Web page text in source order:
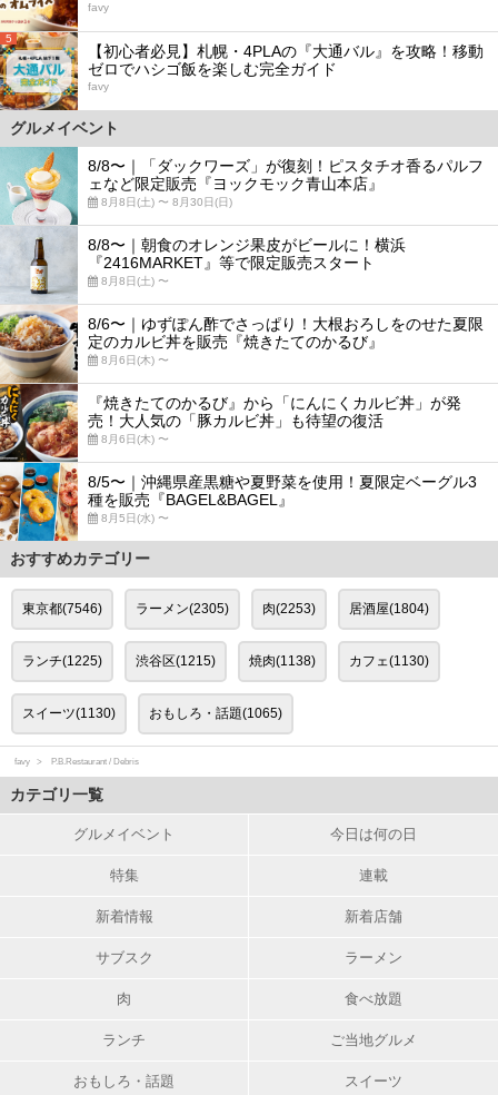
favy
5
【初心者必見】札幌・4PLAの『大通バル』を攻略！移動
ゼロでハシゴ飯を楽しむ完全ガイド
favy
グルメイベント
8/8〜｜「ダックワーズ」が復刻！ピスタチオ香るパルフ
ェなど限定販売『ヨックモック青山本店』
8月8日(土) 〜 8月30日(日)
8/8〜｜朝食のオレンジ果皮がビールに！横浜
『2416MARKET』等で限定販売スタート
8月8日(土) 〜
8/6〜｜ゆずぽん酢でさっぱり！大根おろしをのせた夏限
定のカルビ丼を販売『焼きたてのかるび』
8月6日(木) 〜
『焼きたてのかるび』から「にんにくカルビ丼」が発
売！大人気の「豚カルビ丼」も待望の復活
8月6日(木) 〜
8/5〜｜沖縄県産黒糖や夏野菜を使用！夏限定ベーグル3
種を販売『BAGEL&BAGEL』
8月5日(水) 〜
おすすめカテゴリー
東京都(7546) ラーメン(2305) 肉(2253) 居酒屋(1804)
ランチ(1225) 渋谷区(1215) 焼肉(1138) カフェ(1130)
スイーツ(1130) おもしろ・話題(1065)
favy P.B.Restaurant / Debris
カテゴリ一覧
グルメイベント 今日は何の日
特集 連載
新着情報 新着店舗
サブスク ラーメン
肉 食べ放題
ランチ ご当地グルメ
おもしろ・話題 スイーツ